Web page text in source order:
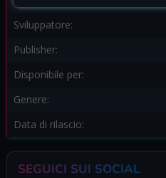
Sviluppatore:
Publisher:
Disponibile per:
Genere:
Data di rilascio:
SEGUICI SUI SOCIAL